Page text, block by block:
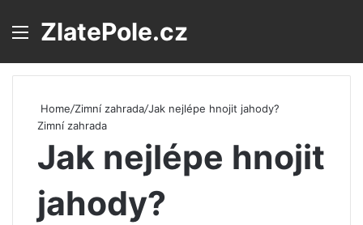
Menu
ZlatePole.cz
Home/Zimní zahrada/Jak nejlépe hnojit jahody?
Zimní zahrada
Jak nejlépe hnojit
jahody?